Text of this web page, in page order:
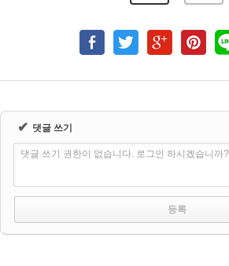
✔ 댓글 쓰기
댓글 쓰기 권한이 없습니다. 로그인 하시겠습니까?